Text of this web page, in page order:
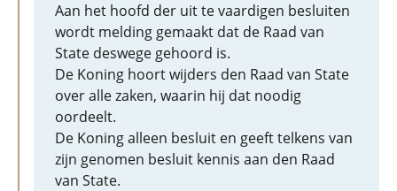
Aan het hoofd der uit te vaardigen besluiten
wordt melding gemaakt dat de Raad van
State deswege gehoord is.
De Koning hoort wijders den Raad van State
over alle zaken, waarin hij dat noodig
oordeelt.
De Koning alleen besluit en geeft telkens van
zijn genomen besluit kennis aan den Raad
van State.